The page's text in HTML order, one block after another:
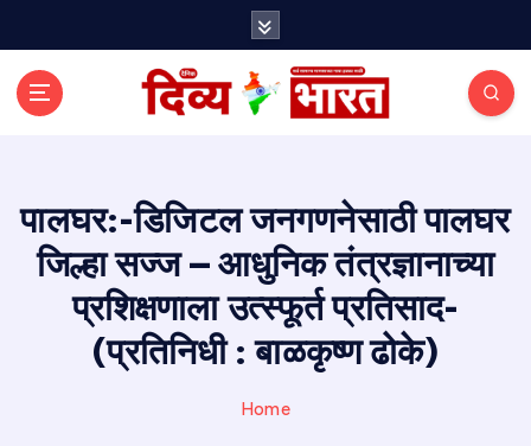
पालघर:-डिजिटल जनगणनेसाठी पालघर
जिल्हा सज्ज – आधुनिक तंत्रज्ञानाच्या
प्रशिक्षणाला उत्स्फूर्त प्रतिसाद-
(प्रतिनिधी : बाळकृष्ण ढोके)
Home